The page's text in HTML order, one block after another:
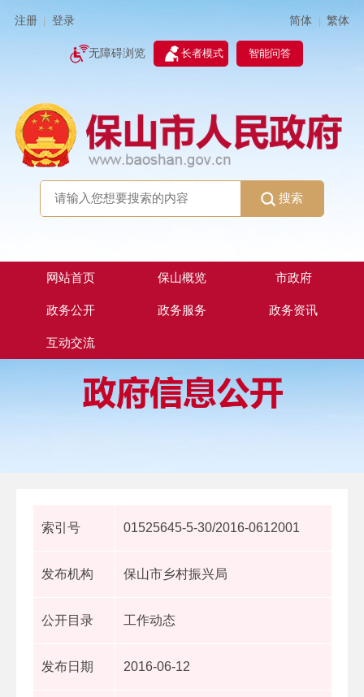
注册 登录 简体 | 繁体
无障碍浏览 长者模式 智能问答
搜索
网站首页 保山概览 市政府
政务公开 政务服务 政务资讯
互动交流
索引号 01525645-5-30/2016-0612001
发布机构 保山市乡村振兴局
公开目录 工作动态
发布日期 2016-06-12